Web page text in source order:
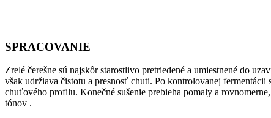
SPRACOVANIE
Zrelé čerešne sú najskôr starostlivo pretriedené a umiestnené do
však udržiava čistotu a presnosť chuti. Po kontrolovanej
chuťového profilu. Konečné sušenie prebieha pomaly a
tónov .